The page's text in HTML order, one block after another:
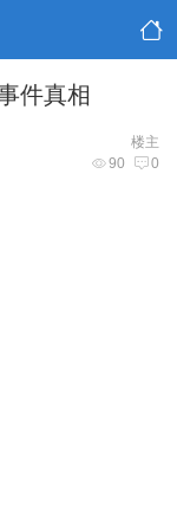
件真相
楼主
90 0